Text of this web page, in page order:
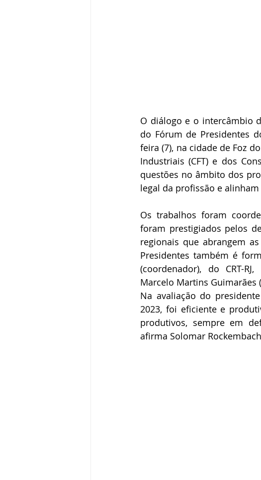
O diálogo e o intercâmbio
do Fórum de Presidentes
feira (7), na cidade de Foz
Industriais (CFT) e dos
questões no âmbito dos
legal da profissão e
Os trabalhos foram
foram prestigiados pelos
regionais que abrangem
Presidentes também é
(coordenador), do CRT-
Marcelo Martins Guimarães
Na avaliação do
2023, foi eficiente e
produtivos, sempre em
afirma Solomar